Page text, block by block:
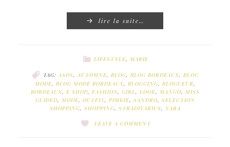
lire la suite…
LIFESTYLE, MARIE
TAG: ASOS AUTOMNE BLOG BLOG BORDEAUX BLOG
MODE, BLOG MODE BORDEAUX, BLOGGING, BLOGUEUR
BORDEAUX, E SHOP, FASHION, GIRL LOOK MANGO
MISS
GUIDED
MODE, OUTFIT, PIMKIE, SANDRO
SELECTION
SHOPPING, SHOPPING, STRADIVARIUS ZARA
LEAVE A COMMENT